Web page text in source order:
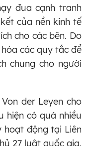
đua cạnh tranh
của nền kinh tế
cho các bên. Do
các quy tắc để
chung cho người
der Leyen cho
hiện có quá nhiều
hoạt động tại Liên
27 luật quốc gia.